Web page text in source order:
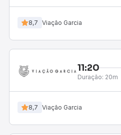
8,7 Viação Garcia
11:20
Duração: 20m
8,7 Viação Garcia